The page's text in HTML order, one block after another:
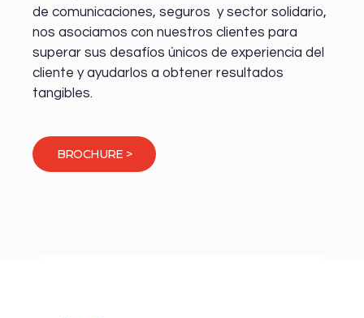
de comunicaciones, seguros y sector solidario,
nos asociamos con nuestros clientes para
superar sus desafíos únicos de experiencia del
cliente y ayudarlos a obtener resultados
tangibles.
BROCHURE >